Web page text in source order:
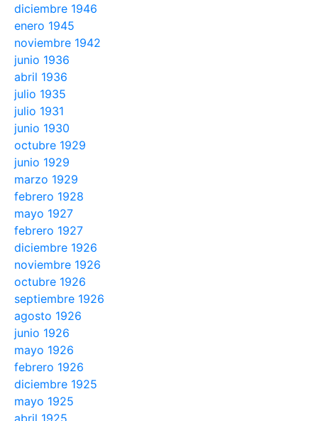
diciembre 1946
enero 1945
noviembre 1942
junio 1936
abril 1936
julio 1935
julio 1931
junio 1930
octubre 1929
junio 1929
marzo 1929
febrero 1928
mayo 1927
febrero 1927
diciembre 1926
noviembre 1926
octubre 1926
septiembre 1926
agosto 1926
junio 1926
mayo 1926
febrero 1926
diciembre 1925
mayo 1925
abril 1925